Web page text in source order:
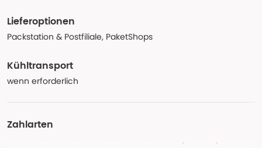
Lieferoptionen
Packstation & Postfiliale, PaketShops
Kühltransport
wenn erforderlich
Zahlarten